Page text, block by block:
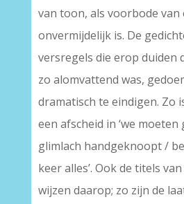
van toon, als voorbode van
onvermijdelijk is. De
versregels die erop duiden
zo alomvattend was,
dramatisch te eindigen. Zo
een afscheid in ‘we
glimlach handgeknoopt /
keer alles’. Ook de titels
wijzen daarop; zo zijn de